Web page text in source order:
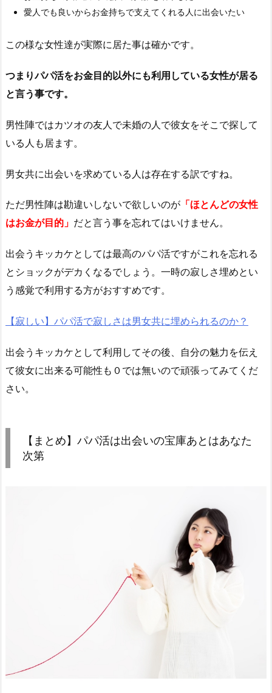
愛人でも良いからお金持ちで支えてくれる人に出会いたい
この様な女性達が実際に居た事は確かです。
つまりパパ活をお金目的以外にも利用している女性が居る
と言う事です。
男性陣ではカツオの友人で未婚の人で彼女をそこで探して
いる人も居ます。
男女共に出会いを求めている人は存在する訳ですね。
ただ男性陣は勘違いしないで欲しいのが 「ほとんどの女性
はお金が目的」 だと言う事を忘れてはいけません。
出会うキッカケとしては最高のパパ活ですがこれを忘れる
とショックがデカくなるでしょう。一時の寂しさ埋めとい
う感覚で利用する方がおすすめです。
【寂しい】パパ活で寂しさは男女共に埋められるのか？
出会うキッカケとして利用してその後、自分の魅力を伝え
て彼女に出来る可能性も０では無いので頑張ってみてくだ
さい。
【まとめ】パパ活は出会いの宝庫あとはあなた
次第